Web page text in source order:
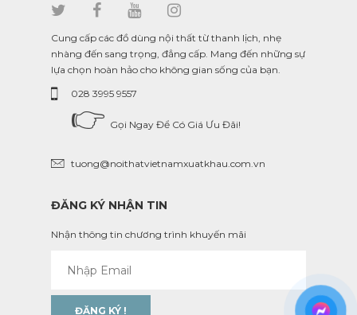
Cung cấp các đồ dùng nội thất từ thanh lịch, nhẹ
nhàng đến sang trọng, đẳng cấp. Mang đến những sự
lựa chọn hoàn hảo cho không gian sống của bạn.
028 3995 9557
👉 Gọi Ngay Để Có Giá Ưu Đãi!
tuong@noithatvietnamxuatkhau.com.vn
ĐĂNG KÝ NHẬN TIN
Nhận thông tin chương trình khuyến mãi